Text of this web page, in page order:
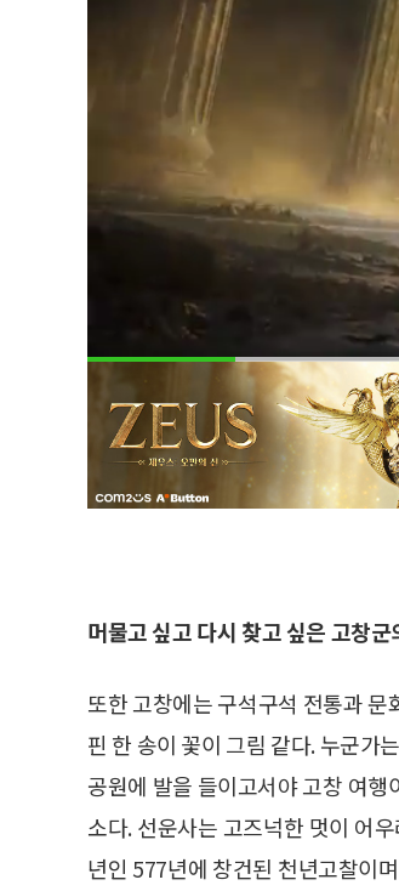
머물고 싶고 다시 찾고 싶은 고창
또한 고창에는 구석구석 전통과
핀 한 송이 꽃이 그림 같다. 누군가
공원에 발을 들이고서야 고창 여
소다. 선운사는 고즈넉한 멋이 어
년인 577년에 창건된 천년고찰이